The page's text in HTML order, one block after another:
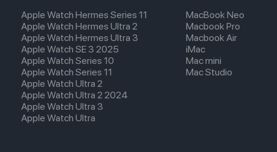
Apple Watch Hermes Series 11
Apple Watch Hermes Ultra 2
Apple Watch Hermes Ultra 3
Apple Watch SE 3 2025
Apple Watch Series 10
Apple Watch Series 11
Apple Watch Ultra 2
Apple Watch Ultra 2 2024
Apple Watch Ultra 3
Apple Watch Ultra
MacBook Neo
Macbook Pro
Macbook Air
iMac
Mac mini
Mac Studio